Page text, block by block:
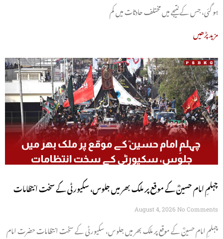
ہو گئی، جس کے نتیجے میں مختلف حادثات میں کم
مزید پڑھیں
چہلمِ امام حسینؓ کے موقع پر ملک بھر میں جلوس، سکیورٹی کے سخت انتظامات
August 4, 2026 No Comments
چہلمِ امام حسینؓ کے موقع پر ملک بھر میں جلوس، سکیورٹی کے سخت انتظامات حضرت امام